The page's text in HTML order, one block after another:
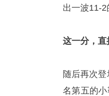
出一波11-2
这一分，直
随后再次
名第五的